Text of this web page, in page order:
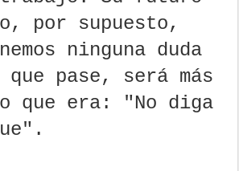
por supuesto,
ninguna duda
pase, será más
que era: "No diga